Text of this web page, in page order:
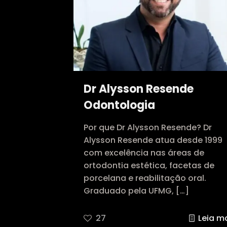
Dr Alysson Resende
Odontologia
Por que Dr Alysson Resende? Dr
Alysson Resende atua desde 1999
com excelência nas áreas de
ortodontia estética, facetas de
porcelana e reabilitação oral.
Graduado pela UFMG, […]
27 Leia